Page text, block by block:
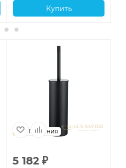
Купить
Германия
5 182 ₽